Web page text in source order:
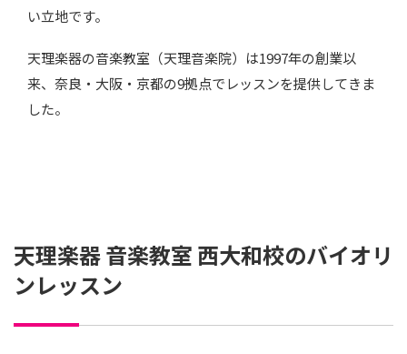
い立地です。
天理楽器の音楽教室（天理音楽院）は1997年の創業以
来、奈良・大阪・京都の9拠点でレッスンを提供してきま
した。
天理楽器 音楽教室 西大和校のバイオリ
ンレッスン